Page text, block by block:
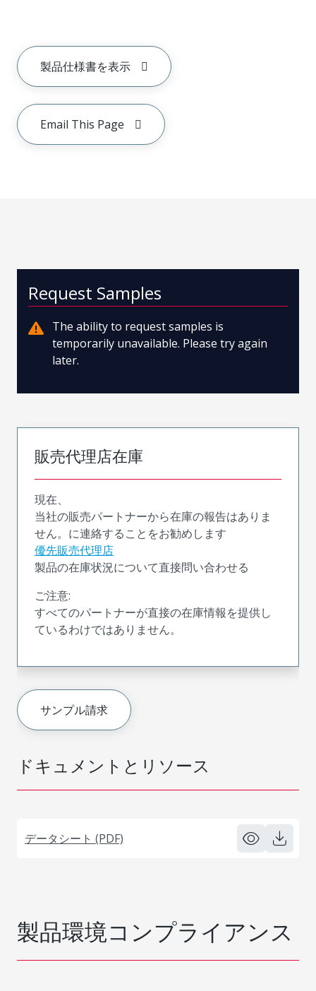
製品仕様書を表示
Email This Page
ドキュメントとリソース
データシート (PDF)
Request Samples
The ability to request samples is
temporarily unavailable. Please try again
later.
販売代理店在庫
現在、
当社の販売パートナーから在庫の報告はありま
せん。に連絡することをお勧めします
優先販売代理店
製品の在庫状況について直接問い合わせる
ご注意:
すべてのパートナーが直接の在庫情報を提供し
ているわけではありません。
サンプル請求
製品環境コンプライアンス